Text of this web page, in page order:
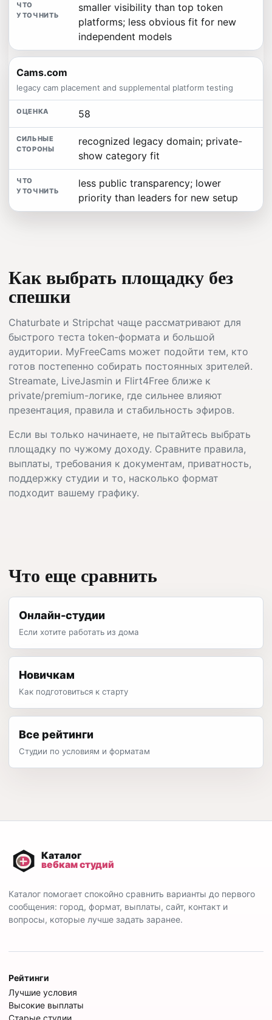
smaller visibility than top token
platforms; less obvious fit for new
independent models
Cams.com
legacy cam placement and supplemental platform testing
58
recognized legacy domain; private-
show category fit
less public transparency; lower
priority than leaders for new setup
Как выбрать площадку без
спешки
Chaturbate и Stripchat чаще рассматривают для
быстрого теста token-формата и большой
аудитории. MyFreeCams может подойти тем, кто
готов постепенно собирать постоянных зрителей.
Streamate, LiveJasmin и Flirt4Free ближе к
private/premium-логике, где сильнее влияют
презентация, правила и стабильность эфиров.
Если вы только начинаете, не пытайтесь выбрать
площадку по чужому доходу. Сравните правила,
выплаты, требования к документам, приватность,
поддержку студии и то, насколько формат
подходит вашему графику.
Что еще сравнить
Онлайн-студии
Если хотите работать из дома
Новичкам
Как подготовиться к старту
Все рейтинги
Студии по условиям и форматам
Каталог помогает спокойно сравнить варианты до первого
сообщения: город, формат, выплаты, сайт, контакт и
вопросы, которые лучше задать заранее.
Рейтинги
Лучшие условия
Высокие выплаты
Старые студии